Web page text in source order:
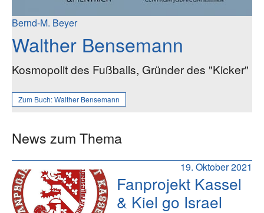
Bernd-M. Beyer
Walther Bensemann
Kosmopolit des Fußballs, Gründer des "Kicker"
Zum Buch:Walther Bensemann
News zum Thema
19. Oktober 2021
Fanprojekt Kassel
& Kiel go Israel